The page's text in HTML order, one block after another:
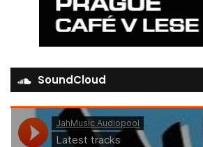
SoundCloud